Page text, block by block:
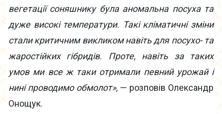
вегетації соняшнику була аномальна посуха та
дуже високі температури. Такі кліматичні зміни
стали критичним викликом навіть для посухо- та
жаростійких гібридів. Проте, навіть за таких
умов ми все ж таки отримали певний урожай і
нині проводимо обмолот», — розповів Олександр
Онощук.